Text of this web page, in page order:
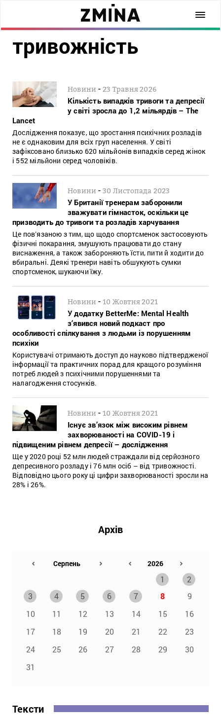
тривожність
Новини -23 Травня 2026
Кількість випадків тривоги та депресії
у світі зросла до 1,2 мільярдів – The
Lancet
Дослідження показує, що зростання психічних розладів
не є однаковим для всіх груп населення. У світі
зафіксовано близько 620 мільйонів випадків серед жінок
і 552 мільйони серед чоловіків.
Новини -30 Листопада 2023
У Британії тренерам заборонили
зважувати гімнасток, оскільки це
призводить до тривоги та розладів харчування
Це повʼязаною з тим, що щодо спортсменок застосовують
фізичні покарання, змушують працювати до стану
виснаження, а також забороняють їсти, пити й ходити до
вбиральні. Деякі тренери навіть обшукують сумки
спортсменок, шукаючи їжу.
Новини -10 Жовтня 2021
У додатку BetterMe: Mental Health
з‘явився новий подкаст про
особливості спілкування з людьми із порушенням
психіки
Користувачі отримають доступ до науково підтвердженої
інформації та практичних порад для кращого розуміння
потреб людей з психічними порушеннями та
налагодження стосунків.
Новини -10 Жовтня 2021
Існує зв’язок між високим рівнем
захворюваності на COVID-19 і
підвищеним рівнем депресії – дослідження
Ще у 2020 році 52 млн людей страждали від серйозного
депресивного розладу і 76 млн осіб – від тривожності.
Відповідно цього року ці цифри захворюваності зросли на
28% і 26%.
Архів
1
2
3
4 5 6 7 8
9
10
11 12 13 14 15
16
17
18 19 20 21 22
23
24
25 26 27 28 29
30
31
Тексти